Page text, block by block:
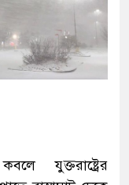
যুক্তরাষ্ট্রের